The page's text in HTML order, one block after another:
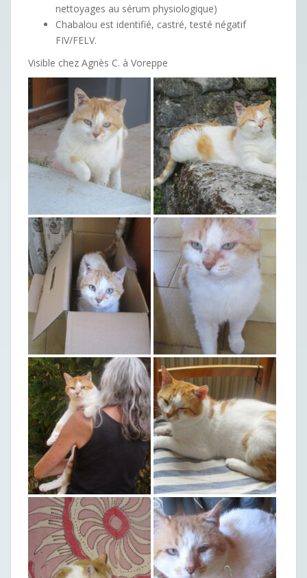
nettoyages au sérum physiologique)
Chabalou est identifié, castré, testé négatif
FIV/FELV.
Visible chez Agnès C. à Voreppe